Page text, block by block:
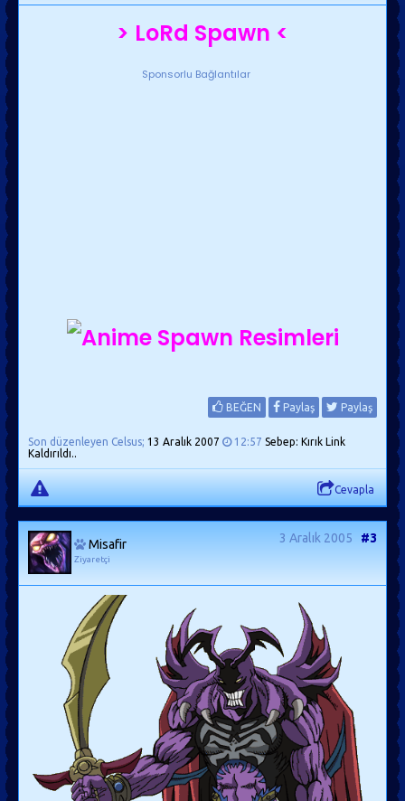
> LoRd Spawn <
Sponsorlu Bağlantılar
BEĞEN Paylaş Paylaş
Son düzenleyen Celsus; 13 Aralık 2007 12:57 Sebep: Kırık Link
Kaldırıldı..
Cevapla
Misafir
Ziyaretçi
3 Aralık 2005 #3